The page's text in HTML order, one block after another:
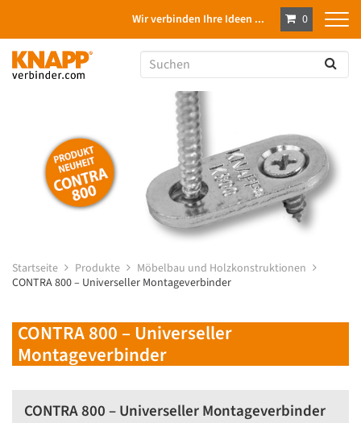
Wir verbinden Ihre Ideen ... 0
Startseite Produkte
Möbelbau und Holzkonstruktionen
CONTRA 800 – Universeller Montageverbinder
CONTRA 800 – Universeller
Montageverbinder
CONTRA 800 – Universeller Montageverbinder